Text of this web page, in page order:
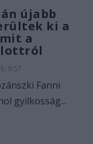
újabb
ki a
a
9:57
Fanni
gyilkosság...